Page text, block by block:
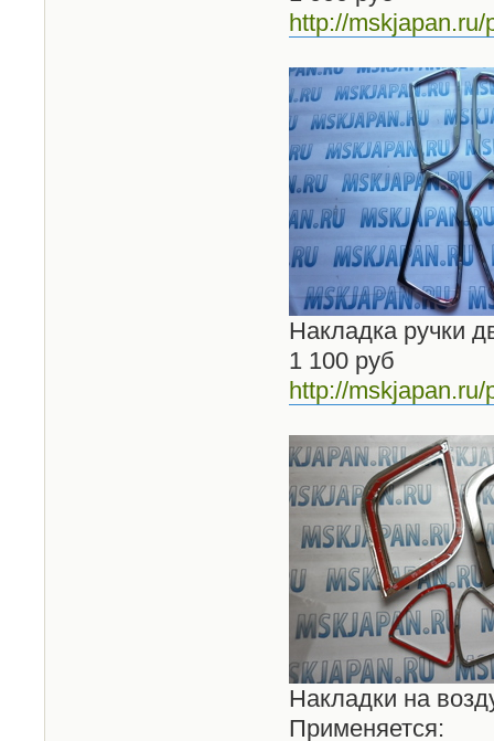
http://
Накладка ручки
1 100 руб
http://
Накладки на
Применяется: